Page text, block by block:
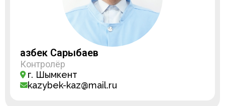
Қазбек Сарыбаев
Контролёр
г. Шымкент
kazybek-kaz@mail.ru